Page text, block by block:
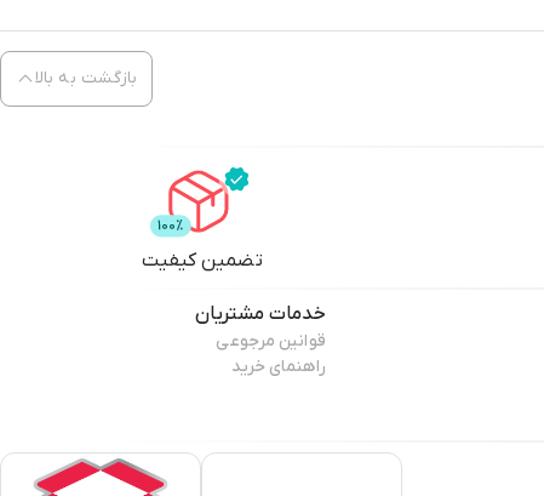
بازگشت به بالا
تضمین کیفیت
خدمات مشتریان
قوانین مرجوعی
راهنمای خرید